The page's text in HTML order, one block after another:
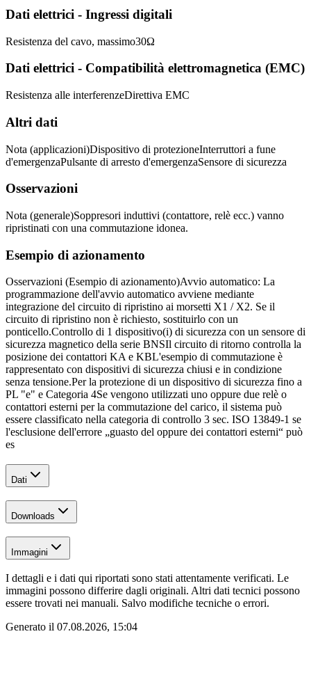
Dati elettrici - Ingressi digitali
Resistenza del cavo, massimo30Ω
Dati elettrici - Compatibilità elettromagnetica (EMC)
Resistenza alle interferenzeDirettiva EMC
Altri dati
Nota (applicazioni)Dispositivo di protezioneInterruttori a fune
d'emergenzaPulsante di arresto d'emergenzaSensore di sicurezza
Osservazioni
Nota (generale)Soppresori induttivi (contattore, relè ecc.) vanno
ripristinati con una commutazione idonea.
Esempio di azionamento
Osservazioni (Esempio di azionamento)Avvio automatico: La
programmazione dell'avvio automatico avviene mediante
integrazione del circuito di ripristino ai morsetti X1 / X2. Se il
circuito di ripristino non è richiesto, sostituirlo con un
ponticello.Controllo di 1 dispositivo(i) di sicurezza con un sensore di
sicurezza magnetico della serie BNSIl circuito di ritorno controlla la
posizione dei contattori KA e KBL'esempio di commutazione è
rappresentato con dispositivi di sicurezza chiusi e in condizione
senza tensione.Per la protezione di un dispositivo di sicurezza fino a
PL "e" e Categoria 4Se vengono utilizzati uno oppure due relè o
contattori esterni per la commutazione del carico, il sistema può
essere classificato nella categoria di controllo 3 sec. ISO 13849-1 se
l'esclusione dell'errore „guasto del oppure dei contattori esterni“ può
es
Dati
Downloads
Immagini
I dettagli e i dati qui riportati sono stati attentamente verificati. Le
immagini possono differire dagli originali. Altri dati tecnici possono
essere trovati nei manuali. Salvo modifiche tecniche o errori.
Generato il 07.08.2026, 15:04